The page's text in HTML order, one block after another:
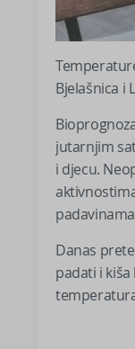
Bjelašnica i
jutarnjim
i djecu.
Danas
padati i